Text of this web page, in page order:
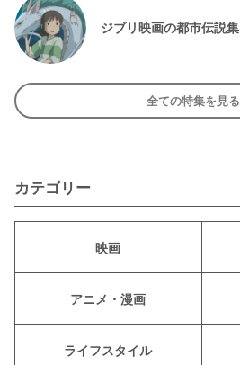
ジブリ映画の都市伝説集
全ての特集を見る
カテゴリー
映画
アニメ・漫画
ライフスタイル